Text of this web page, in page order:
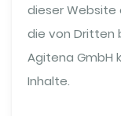
dieser Website
die von Dritten
Agitena GmbH
Inhalte.